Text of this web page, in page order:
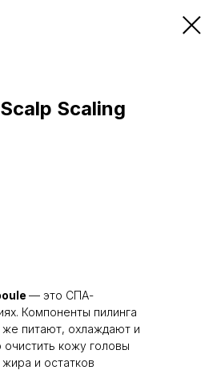
Scaling
— это СПА-
Компоненты пилинга
питают, охлаждают и
очистить кожу головы
и остатков